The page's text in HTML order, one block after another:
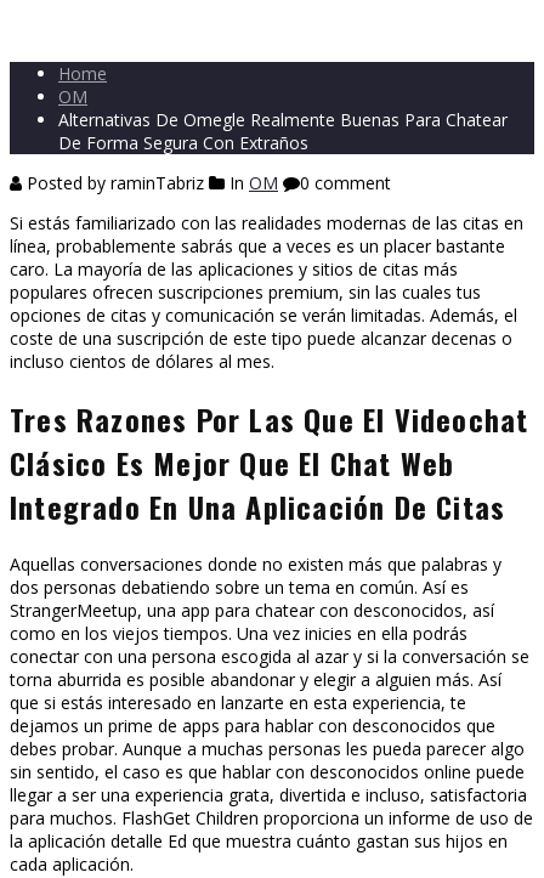
Home
OM
Alternativas De Omegle Realmente Buenas Para Chatear
De Forma Segura Con Extraños
Posted by raminTabriz
In OM
0 comment
Si estás familiarizado con las realidades modernas de las citas en
línea, probablemente sabrás que a veces es un placer bastante
caro. La mayoría de las aplicaciones y sitios de citas más
populares ofrecen suscripciones premium, sin las cuales tus
opciones de citas y comunicación se verán limitadas. Además, el
coste de una suscripción de este tipo puede alcanzar decenas o
incluso cientos de dólares al mes.
Tres Razones Por Las Que El Videochat
Clásico Es Mejor Que El Chat Web
Integrado En Una Aplicación De Citas
Aquellas conversaciones donde no existen más que palabras y
dos personas debatiendo sobre un tema en común. Así es
StrangerMeetup, una app para chatear con desconocidos, así
como en los viejos tiempos. Una vez inicies en ella podrás
conectar con una persona escogida al azar y si la conversación se
torna aburrida es posible abandonar y elegir a alguien más. Así
que si estás interesado en lanzarte en esta experiencia, te
dejamos un prime de apps para hablar con desconocidos que
debes probar. Aunque a muchas personas les pueda parecer algo
sin sentido, el caso es que hablar con desconocidos online puede
llegar a ser una experiencia grata, divertida e incluso, satisfactoria
para muchos. FlashGet Children proporciona un informe de uso de
la aplicación detalle Ed que muestra cuánto gastan sus hijos en
cada aplicación.